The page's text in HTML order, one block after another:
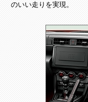
のいい走りを実現。